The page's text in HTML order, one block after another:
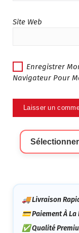
Site Web
Enregistrer
Navigateur Pour
Sélectionner
🚚 Livraison
💳 Paiement À
✅ Qualité